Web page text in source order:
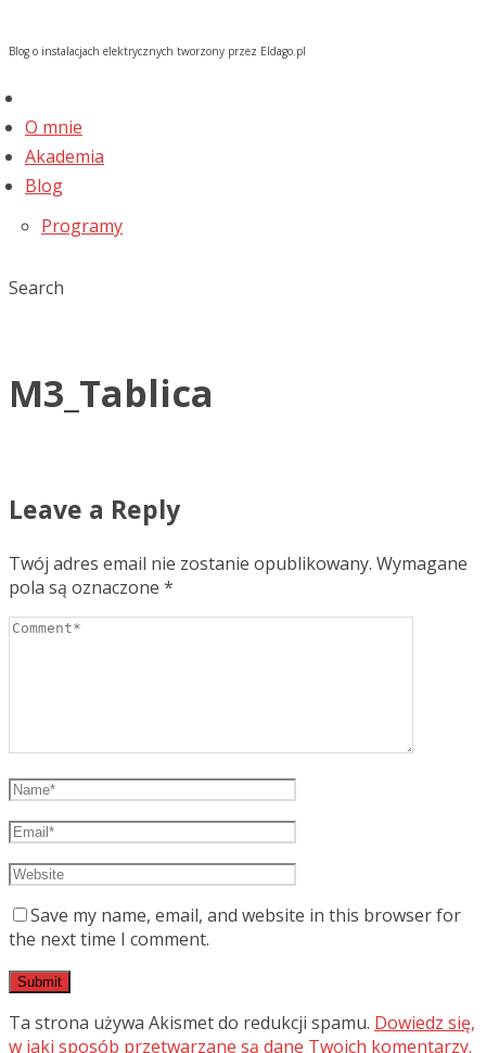
Blog o instalacjach elektrycznych tworzony przez Eldago.pl
O mnie
Akademia
Blog
Programy
Search
M3_Tablica
Leave a Reply
Twój adres email nie zostanie opublikowany. Wymagane
pola są oznaczone *
Save my name, email, and website in this browser for
the next time I comment.
Ta strona używa Akismet do redukcji spamu. Dowiedz się,
w jaki sposób przetwarzane są dane Twoich komentarzy.